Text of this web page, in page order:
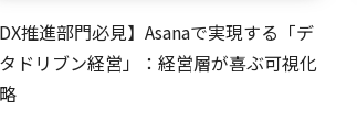
DX推進部門必見】Asanaで実現する「デ
ドリブン経営」：経営層が喜ぶ可視化